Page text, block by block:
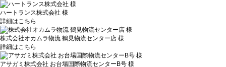
ハートランス株式会社 様
詳細はこちら
株式会社オカムラ物流 鶴見物流センター店 様
詳細はこちら
アサガミ株式会社 お台場国際物流センターB号 様